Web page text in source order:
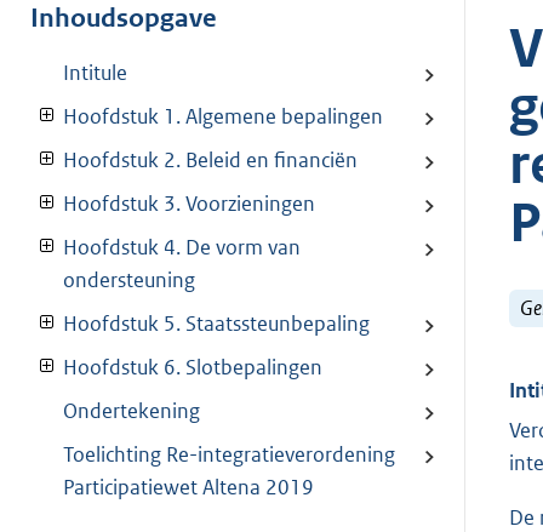
Inhoudsopgave
Intitule
Hoofdstuk 1. Algemene bepalingen
Hoofdstuk 2. Beleid en financiën
Hoofdstuk 3. Voorzieningen
Hoofdstuk 4. De vorm van
ondersteuning
Hoofdstuk 5. Staatssteunbepaling
Hoofdstuk 6. Slotbepalingen
Ondertekening
Toelichting Re-integratieverordening
Participatiewet Altena 2019
De